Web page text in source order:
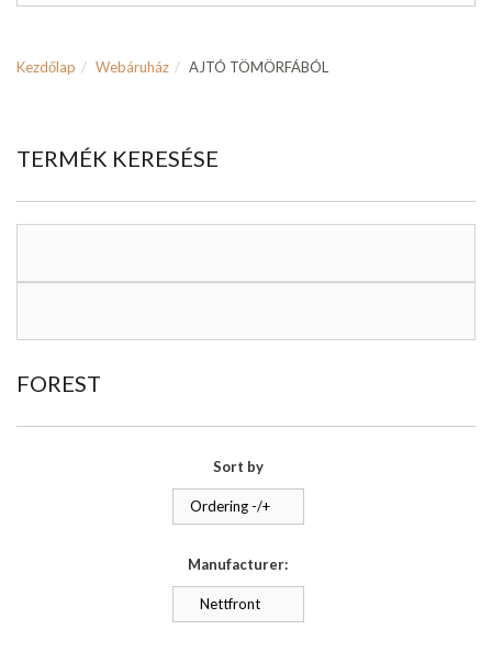
Kezdőlap Webáruház AJTÓ TÖMÖRFÁBÓL
TERMÉK KERESÉSE
FOREST
Sort by
Ordering -/+
Manufacturer:
Nettfront